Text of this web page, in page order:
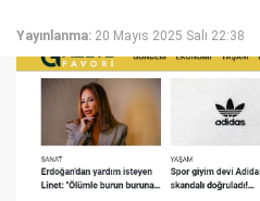
Yayınlanma: 20 Mayıs 2025 Salı 22:38